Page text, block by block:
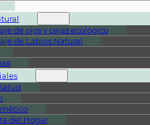
de ojos y cejas ecológico
de Labios Natural
del Hogar